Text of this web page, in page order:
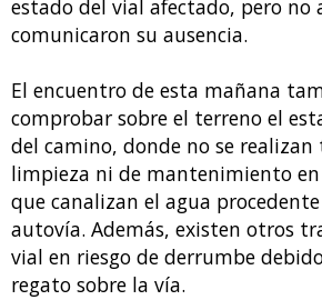
estado del vial afectado, pero no
comunicaron su ausencia.
El encuentro de esta mañana
comprobar sobre el terreno el
del camino, donde no se realizan
limpieza ni de mantenimiento en
que canalizan el agua
autovía. Además, existen otros
vial en riesgo de derrumbe
regato sobre la vía.